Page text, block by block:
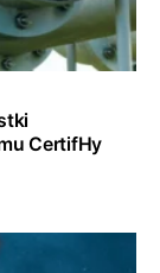
CertifHy